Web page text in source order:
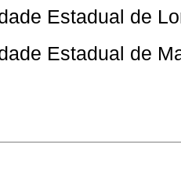
Estadual de
Estadual de